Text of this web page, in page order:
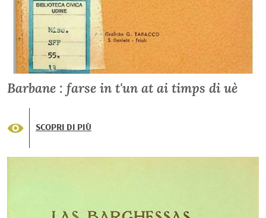
Barbane : farse in t'un at ai timps di uè
SCOPRI DI PIÙ